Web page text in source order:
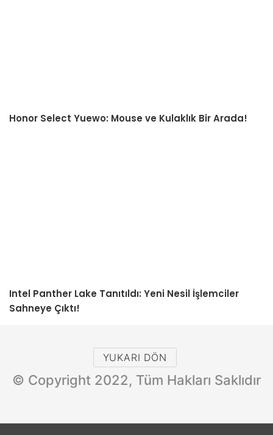
Honor Select Yuewo: Mouse ve Kulaklık Bir Arada!
Intel Panther Lake Tanıtıldı: Yeni Nesil İşlemciler
Sahneye Çıktı!
YUKARI DÖN
© Copyright 2022, Tüm Hakları Saklıdır